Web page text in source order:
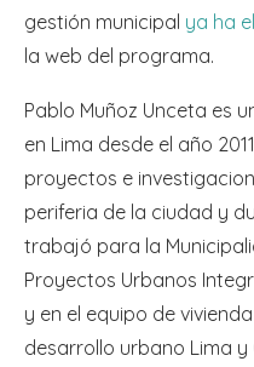
gestión municipal ya ha
la web del programa.
Pablo Muñoz Unceta es
en Lima desde el año
proyectos e
periferia de la ciudad y
trabajó para la
Proyectos Urbanos
y en el equipo de
desarrollo urbano Lima y